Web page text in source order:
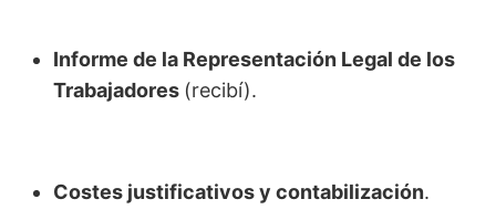
Informe de la Representación Legal de los
Trabajadores (recibí).
Costes justificativos y contabilización.